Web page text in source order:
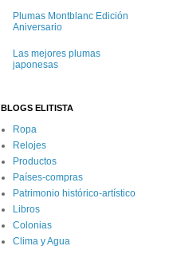
Plumas Montblanc Edición
Aniversario
Las mejores plumas
japonesas
BLOGS ELITISTA
Ropa
Relojes
Productos
Países-compras
Patrimonio histórico-artístico
Libros
Colonias
Clima y Agua